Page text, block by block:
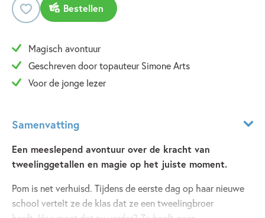
Bestellen
Magisch avontuur
Geschreven door topauteur Simone Arts
Voor de jonge lezer
Samenvatting
Een meeslepend avontuur over de kracht van
tweelinggetallen en magie op het juiste moment.
Pom is net verhuisd. Tijdens de eerste dag op haar nieuwe
school vertelt ze de klas dat ze een tweelingbroer